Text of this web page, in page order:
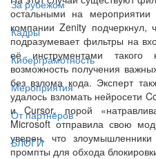
За рубежом
Кадры
Киберграмотность
Мероприятия
От партнёров
БЛОГИ
остальными на
компании Zenity
подразумевает фильтры на
её инструментами такого
возможность получения
без взлома кода. Эксперт
удалось взломать нейросети
и Cursor, порой
Microsoft отправила свою
уверен, что
промпты для обхода